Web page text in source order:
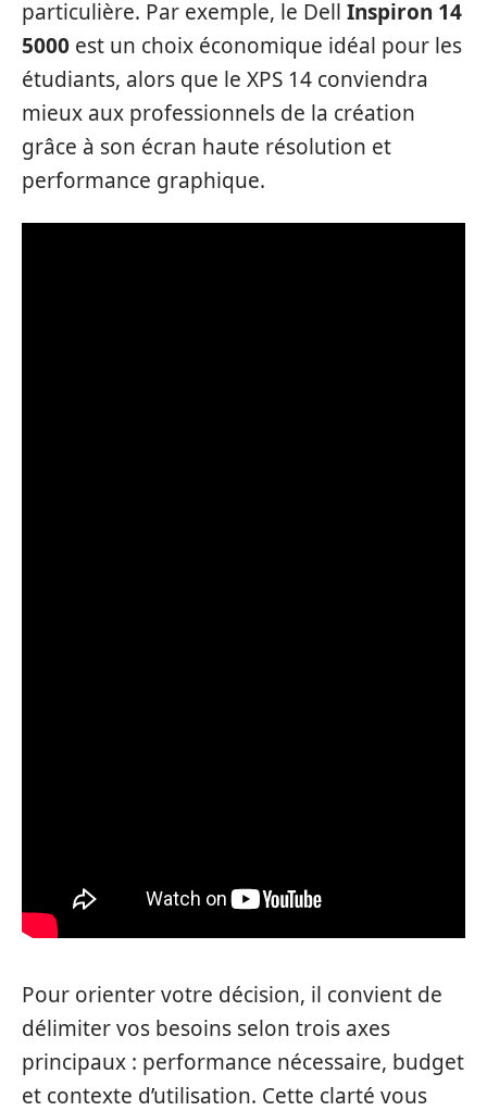
particulière. Par exemple, le Dell Inspiron 14
5000 est un choix économique idéal pour les
étudiants, alors que le XPS 14 conviendra
mieux aux professionnels de la création
grâce à son écran haute résolution et
performance graphique.
Pour orienter votre décision, il convient de
délimiter vos besoins selon trois axes
principaux : performance nécessaire, budget
et contexte d’utilisation. Cette clarté vous